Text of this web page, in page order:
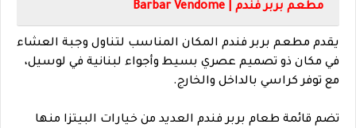
مطعم بربر فندم | Barbar Vendome
يقدم مطعم بربر فندم المكان المناسب لتناول وجبة العشاء
في مكان ذو تصميم عصري بسيط وأجواء لبنانية في لوسيل،
مع توفر كراسي بالداخل والخارج.
تضم قائمة طعام بربر فندم العديد من خيارات البيتزا منها